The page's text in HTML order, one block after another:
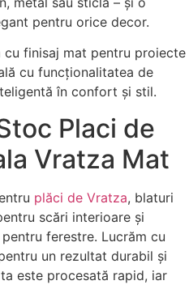
pentru orice decor.
finisaj mat pentru proiecte
cu funcționalitatea de
în confort și stil.
Placi de
Vratza Mat
plăci de Vratza, blaturi
scări interioare și
ferestre. Lucrăm cu
un rezultat durabil și
este procesată rapid, iar